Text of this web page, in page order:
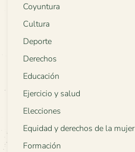
Coyuntura
Cultura
Deporte
Derechos
Educación
Ejercicio y salud
Elecciones
Equidad y derechos de la mujer
Formación